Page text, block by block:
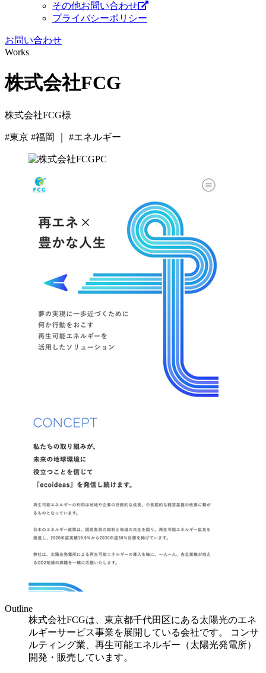
その他お問い合わせ
プライバシーポリシー
お問い合わせ
Works
株式会社FCG
株式会社FCG様
#東京 #福岡 ｜ #エネルギー
Outline
株式会社FCGは、東京都千代田区にある太陽光のエネ
ルギーサービス事業を展開している会社です。 コンサ
ルティング業、再生可能エネルギー（太陽光発電所）
開発・販売しています。